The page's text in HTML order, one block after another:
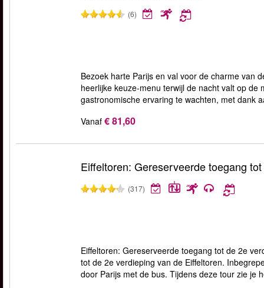
(6)
Bezoek harte Parijs en val voor de charme van
heerlijke keuze-menu terwijl de nacht valt op
gastronomische ervaring te wachten, met dank
Vanaf € 81,60
Eiffeltoren: Gereserveerde toegang
(317)
Eiffeltoren: Gereserveerde toegang tot de 2e
tot de 2e verdieping van de Eiffeltoren.
door Parijs met de bus. Tijdens deze tour zie je